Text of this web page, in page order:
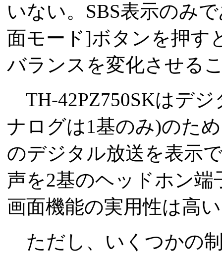
いない。SBS表示のみ
面モード]ボタンを押す
バランスを変化させる
TH-42PZ750SKはデ
ナログは1基のみ)のた
のデジタル放送を表示
声を2基のヘッドホン
画面機能の実用性は高
ただし、いくつかの